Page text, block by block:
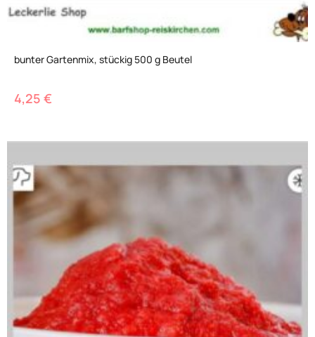
bunter Gartenmix, stückig 500 g Beutel
4,25 €